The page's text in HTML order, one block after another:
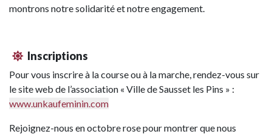
montrons notre solidarité et notre engagement.
Inscriptions
Pour vous inscrire à la course ou à la marche, rendez-vous sur
le site web de l’association « Ville de Sausset les Pins » :
www.unkaufeminin.com
Rejoignez-nous en octobre rose pour montrer que nous